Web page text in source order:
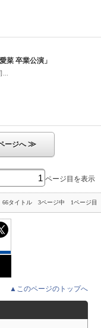
菜 卒業公演」
ージへ≫
ページ目を表示
66タイトル 3ページ中 1ページ目
▲このページのトップへ